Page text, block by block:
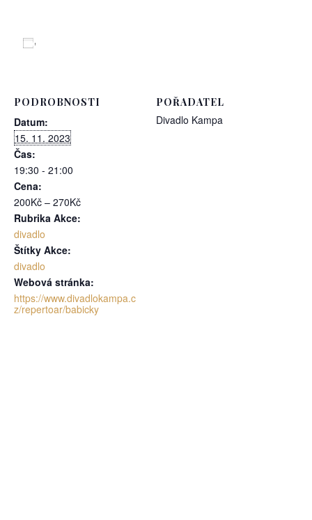
PODROBNOSTI
Datum:
15. 11. 2023
Čas:
19:30 - 21:00
Cena:
200Kč – 270Kč
Rubrika Akce:
divadlo
Štítky Akce:
divadlo
Webová stránka:
https://www.divadlokampa.c
z/repertoar/babicky
POŘADATEL
Divadlo Kampa